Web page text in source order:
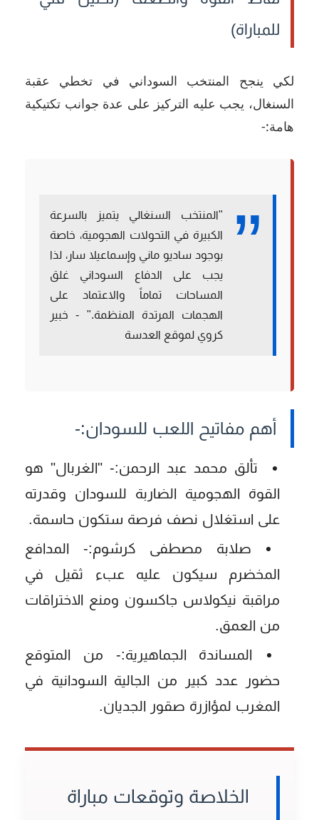
للمباراة)
لكي ينجح المنتخب السوداني في تخطي عقبة
السنغال، يجب عليه التركيز على عدة جوانب تكتيكية
هامة:-
"المنتخب السنغالي يتميز بالسرعة
الكبيرة في التحولات الهجومية، خاصة
بوجود ساديو ماني وإسماعيلا سار، لذا
يجب على الدفاع السوداني غلق
المساحات تماماً والاعتماد على
الهجمات المرتدة المنظمة." - خبير
كروي لموقع العدسة
أهم مفاتيح اللعب للسودان:-
تألق محمد عبد الرحمن:- "الغربال" هو
القوة الهجومية الضاربة للسودان وقدرته
على استغلال نصف فرصة ستكون حاسمة.
صلابة مصطفى كرشوم:- المدافع
المخضرم سيكون عليه عبء ثقيل في
مراقبة نيكولاس جاكسون ومنع الاختراقات
من العمق.
المساندة الجماهيرية:- من المتوقع
حضور عدد كبير من الجالية السودانية في
المغرب لمؤازرة صقور الجديان.
الخلاصة وتوقعات مباراة